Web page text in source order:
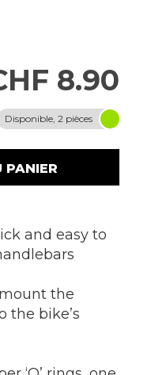
8.90
Disponible, 2 pièces
PANIER
and easy to
mount the
the bike’s